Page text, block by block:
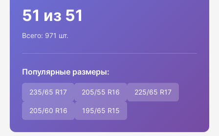
51 из 51
Всего: 971 шт.
Популярные размеры:
235/65 R17 205/55 R16 225/65 R17
205/60 R16 195/65 R15